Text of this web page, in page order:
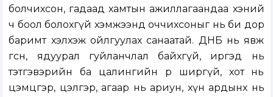
болчихсон, гадаад хамтын ажиллагаандаа хэний
ч боол болохгүй хэмжээнд оччихсоныг нь би дор
баримт хэлхэж ойлгуулах санаатай. ДНБ нь явж
өгсөн, ядуурал гуйланчлал байхгүй, иргэд нь
тэтгэвэрийн ба цалингийн өр ширгүй, хот нь
цэмцгэр, цэлгэр, агаар нь ариун, хүн ардынх нь